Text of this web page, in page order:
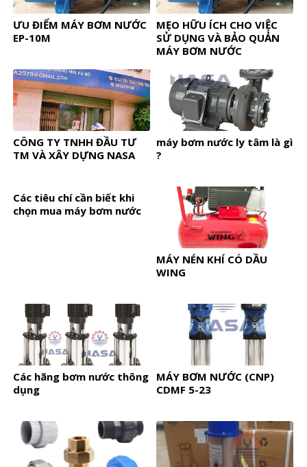
ƯU ĐIỂM MÁY BƠM NƯỚC
EP-10M
MẸO HỮU ÍCH CHO VIỆC
SỬ DỤNG VÀ BẢO QUẢN
MÁY BƠM NƯỚC
CÔNG TY TNHH ĐẦU TƯ
TM VÀ XÂY DỰNG NASA
máy bơm nước ly tâm là gì
?
Các tiêu chí cần biết khi
chọn mua máy bơm nước
MÁY NÉN KHÍ CÓ DẦU
WING
Các hãng bơm nước thông
dụng
MÁY BƠM NƯỚC (CNP)
CDMF 5-23